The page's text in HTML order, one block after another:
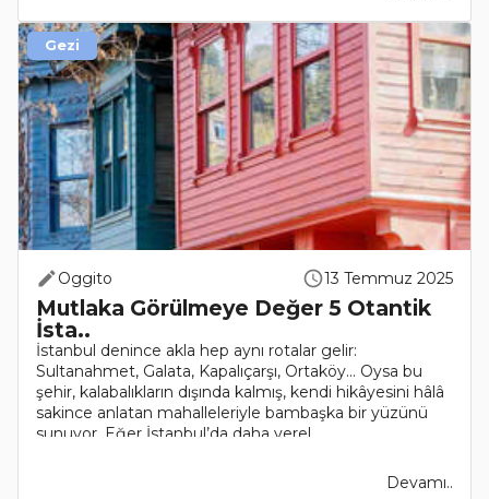
Oggito 13 Temmuz 2025
Mutlaka Görülmeye Değer 5 Otantik
İsta..
İstanbul denince akla hep aynı rotalar gelir:
Sultanahmet, Galata, Kapalıçarşı, Ortaköy... Oysa bu
şehir, kalabalıkların dışında kalmış, kendi hikâyesini hâlâ
sakince anlatan mahalleleriyle bambaşka bir yüzünü
sunuyor. Eğer İstanbul’da daha yerel, ..
Devamı..
Gezi